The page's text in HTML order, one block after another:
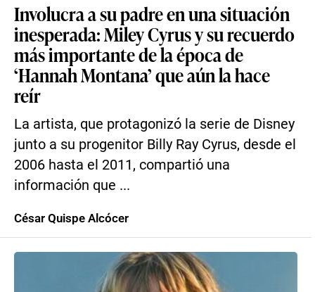
Involucra a su padre en una situación
inesperada: Miley Cyrus y su recuerdo
más importante de la época de
‘Hannah Montana’ que aún la hace
reír
La artista, que protagonizó la serie de Disney
junto a su progenitor Billy Ray Cyrus, desde el
2006 hasta el 2011, compartió una
información que ...
César Quispe Alcócer